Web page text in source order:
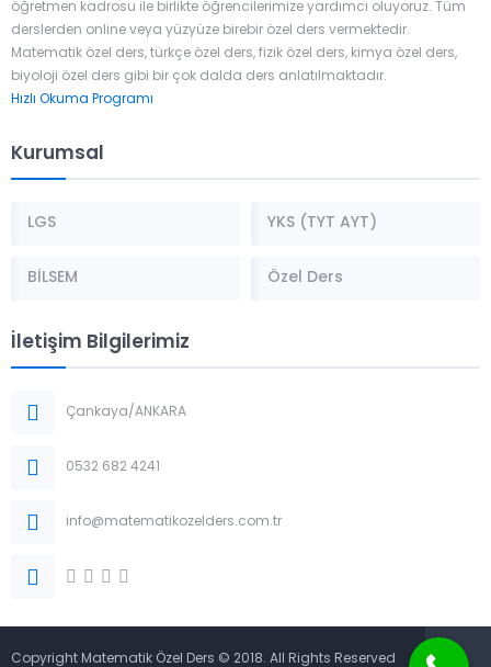
öğretmen kadrosu ile birlikte öğrencilerimize yardımcı oluyoruz. Tüm
derslerden online veya yüzyüze birebir özel ders vermektedir.
Matematik özel ders, türkçe özel ders, fizik özel ders, kimya özel ders,
biyoloji özel ders gibi bir çok dalda ders anlatılmaktadır.
Hızlı Okuma Programı
Kurumsal
LGS YKS (TYT AYT)
BİLSEM Özel Ders
İletişim Bilgilerimiz
Çankaya/ANKARA
0532 682 4241
info@matematikozelders.com.tr
Copyright Matematik Özel Ders © 2018. All Rights Reserved